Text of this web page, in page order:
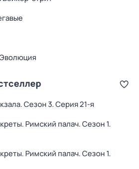
. Сезон 3. Серия 21-я
Римский палач. Сезон 1.
Римский палач. Сезон 1.